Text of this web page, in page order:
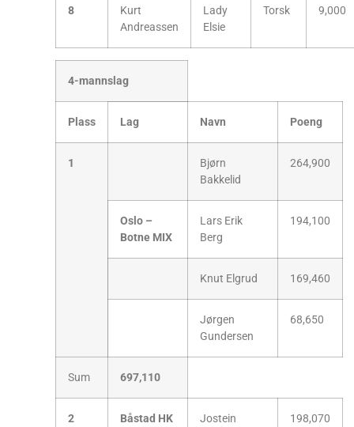
8
Kurt
Andreassen
Lady
Elsie
Torsk 9,000
4-mannslag
Plass Lag Navn Poeng
1
Bjørn
Bakkelid
264,900
Oslo –
Botne MIX
Lars Erik
Berg
194,100
Knut Elgrud 169,460
Jørgen
Gundersen
68,650
Sum 697,110
2 Båstad HK
Jostein
198,070